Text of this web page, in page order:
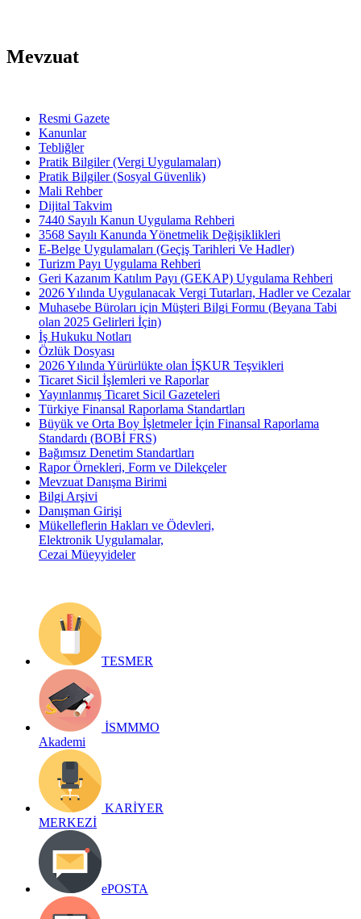
Mevzuat
Resmi Gazete
Kanunlar
Tebliğler
Pratik Bilgiler (Vergi Uygulamaları)
Pratik Bilgiler (Sosyal Güvenlik)
Mali Rehber
Dijital Takvim
7440 Sayılı Kanun Uygulama Rehberi
3568 Sayılı Kanunda Yönetmelik Değişiklikleri
E-Belge Uygulamaları (Geçiş Tarihleri Ve Hadler)
Turizm Payı Uygulama Rehberi
Geri Kazanım Katılım Payı (GEKAP) Uygulama Rehberi
2026 Yılında Uygulanacak Vergi Tutarları, Hadler ve Cezalar
Muhasebe Büroları için Müşteri Bilgi Formu (Beyana Tabi
olan 2025 Gelirleri İçin)
İş Hukuku Notları
Özlük Dosyası
2026 Yılında Yürürlükte olan İŞKUR Teşvikleri
Ticaret Sicil İşlemleri ve Raporlar
Yayınlanmış Ticaret Sicil Gazeteleri
Türkiye Finansal Raporlama Standartları
Büyük ve Orta Boy İşletmeler İçin Finansal Raporlama
Standardı (BOBİ FRS)
Bağımsız Denetim Standartları
Rapor Örnekleri, Form ve Dilekçeler
Mevzuat Danışma Birimi
Bilgi Arşivi
Danışman Girişi
Mükelleflerin Hakları ve Ödevleri,
Elektronik Uygulamalar,
Cezai Müeyyideler
TESMER
İSMMMO
Akademi
KARİYER
MERKEZİ
ePOSTA